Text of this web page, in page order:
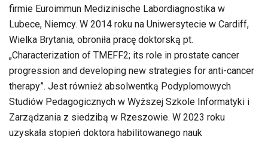
firmie Euroimmun Medizinische Labordiagnostika w
Lubece, Niemcy. W 2014 roku na Uniwersytecie w Cardiff,
Wielka Brytania, obroniła pracę doktorską pt.
„Characterization of TMEFF2; its role in prostate cancer
progression and developing new strategies for anti-cancer
therapy”. Jest również absolwentką Podyplomowych
Studiów Pedagogicznych w Wyższej Szkole Informatyki i
Zarządzania z siedzibą w Rzeszowie. W 2023 roku
uzyskała stopień doktora habilitowanego nauk